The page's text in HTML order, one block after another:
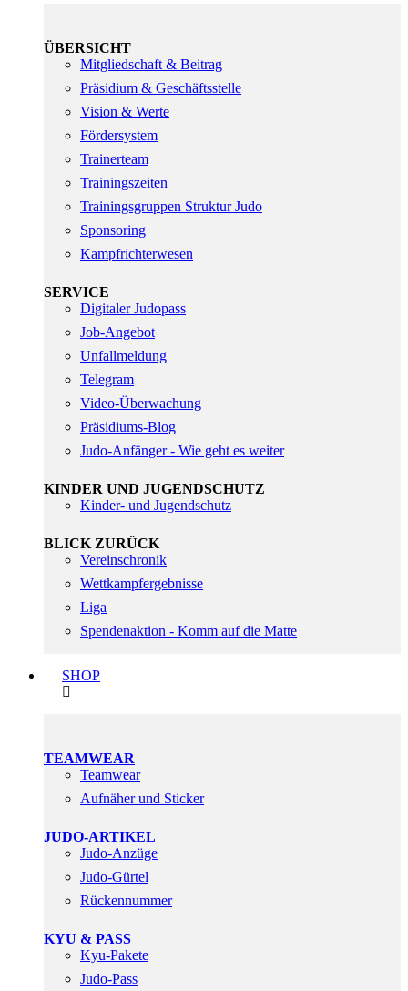
ÜBERSICHT
Mitgliedschaft & Beitrag
Präsidium & Geschäftsstelle
Vision & Werte
Fördersystem
Trainerteam
Trainingszeiten
Trainingsgruppen Struktur Judo
Sponsoring
Kampfrichterwesen
SERVICE
Digitaler Judopass
Job-Angebot
Unfallmeldung
Telegram
Video-Überwachung
Präsidiums-Blog
Judo-Anfänger - Wie geht es weiter
KINDER UND JUGENDSCHUTZ
Kinder- und Jugendschutz
BLICK ZURÜCK
Vereinschronik
Wettkampfergebnisse
Liga
Spendenaktion - Komm auf die Matte
SHOP
TEAMWEAR
Teamwear
Aufnäher und Sticker
JUDO-ARTIKEL
Judo-Anzüge
Judo-Gürtel
Rückennummer
KYU & PASS
Kyu-Pakete
Judo-Pass